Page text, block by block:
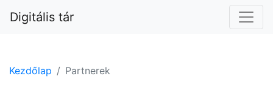
Digitális tár
Kezdőlap Partnerek